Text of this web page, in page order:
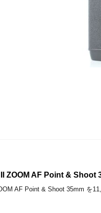
ZOOM AF Point & Shoot
AF Point & Shoot 35mm を